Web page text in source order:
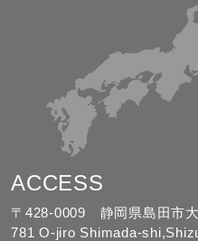
ACCESS
〒428-0009 静岡県島田市
781 O-jiro Shimada-